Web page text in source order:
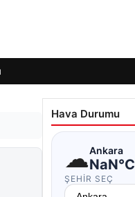
Hava Durumu
☁Ankara
NaN°C
ŞEHIR SEÇ